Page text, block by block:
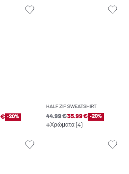
€ -20%
HALF ZIP SWEATSHIRT
44.99 €35.99 € -20%
Χρώματα (4)